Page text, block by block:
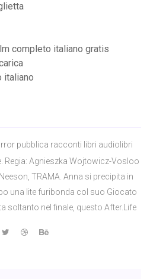
completo italiano gratis
italiano
pubblica racconti libri audiolibri
Regia: Agnieszka Wojtowicz-Vosloo
TRAMA. Anna si precipita in
una lite furibonda col suo Giocato
soltanto nel finale, questo After.Life